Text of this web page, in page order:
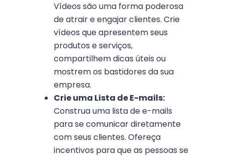
Vídeos são uma forma poderosa
de atrair e engajar clientes. Crie
vídeos que apresentem seus
produtos e serviços,
compartilhem dicas úteis ou
mostrem os bastidores da sua
empresa.
Crie uma Lista de E-mails:
Construa uma lista de e-mails
para se comunicar diretamente
com seus clientes. Ofereça
incentivos para que as pessoas se